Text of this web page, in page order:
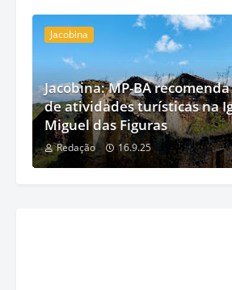
Jacobina
Jacobina: MP-BA
de atividades turísticas na
Miguel das Figuras
Redação 16.9.25